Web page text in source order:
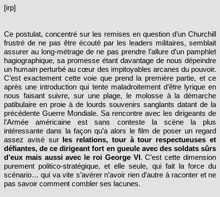
[irp]
Ce postulat, concentré sur les remises en question d’un Churchill
frustré de ne pas être écouté par les leaders militaires, semblait
assurer au long-métrage de ne pas prendre l’allure d’un pamphlet
hagiographique, sa promesse étant davantage de nous dépeindre
un humain perturbé au cœur des impitoyables arcanes du pouvoir.
C’est exactement cette voie que prend la première partie, et ce
après une introduction qui tente maladroitement d’être lyrique en
nous faisant suivre, sur une plage, le molosse à la démarche
patibulaire en proie à de lourds souvenirs sanglants datant de la
précédente Guerre Mondiale. Sa rencontre avec les dirigeants de
l’Armée américaine est sans conteste la scène la plus
intéressante dans la façon qu’a alors le film de poser un regard
assez avisé sur les relations, tour à tour respectueuses et
défiantes, de ce dirigeant fort en gueule avec des soldats sûrs
d’eux mais aussi avec le roi George VI. C’est cette dimension
purement politico-stratégique, et elle seule, qui fait la force du
scénario… qui va vite s’avérer n’avoir rien d’autre à raconter et ne
pas savoir comment combler ses lacunes.